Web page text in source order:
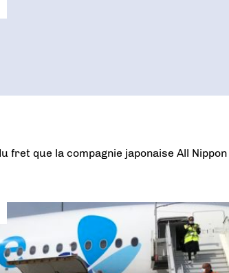
fret que la compagnie japonaise All Nippon